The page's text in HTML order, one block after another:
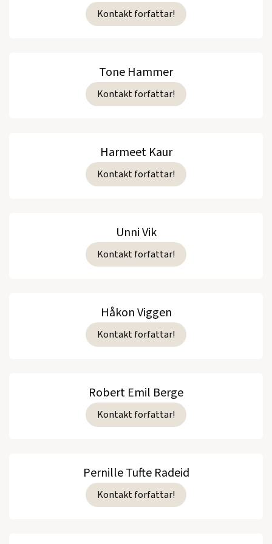
Kontakt forfattar!
Tone Hammer
Kontakt forfattar!
Harmeet Kaur
Kontakt forfattar!
Unni Vik
Kontakt forfattar!
Håkon Viggen
Kontakt forfattar!
Robert Emil Berge
Kontakt forfattar!
Pernille Tufte Radeid
Kontakt forfattar!